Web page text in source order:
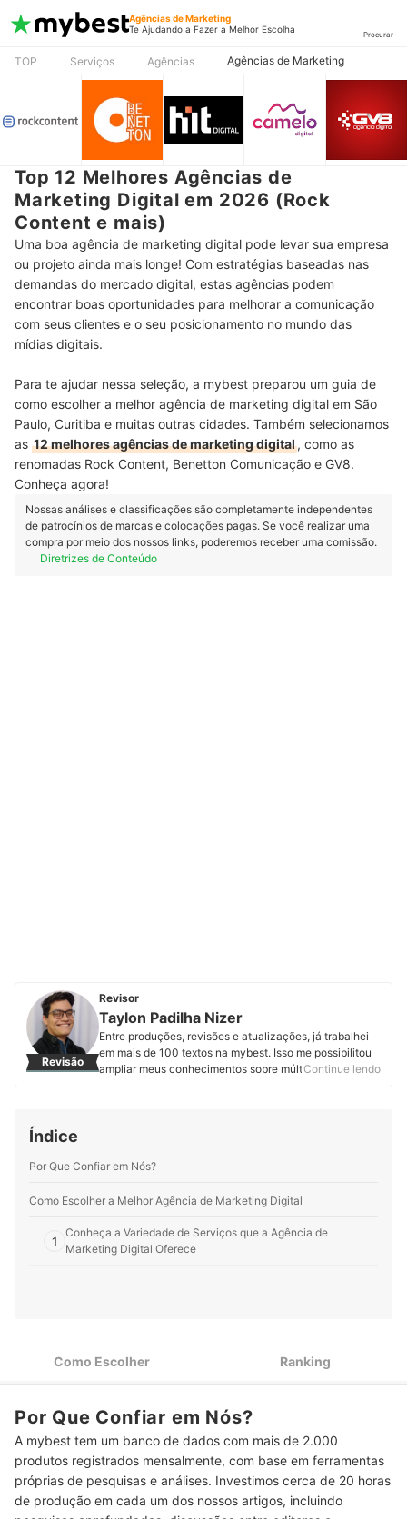
Agências de Marketing
Te Ajudando a Fazer a Melhor Escolha
Procurar
TOP Serviços Agências Agências de Marketing
Top 12 Melhores Agências de
Marketing Digital em 2026 (Rock
Content e mais)
Uma boa agência de marketing digital pode levar sua empresa
ou projeto ainda mais longe! Com estratégias baseadas nas
demandas do mercado digital, estas agências podem
encontrar boas oportunidades para melhorar a comunicação
com seus clientes e o seu posicionamento no mundo das
mídias digitais.
Para te ajudar nessa seleção, a mybest preparou um guia de
como escolher a melhor agência de marketing digital em São
Paulo, Curitiba e muitas outras cidades. Também selecionamos
as 12 melhores agências de marketing digital, como as
renomadas Rock Content, Benetton Comunicação e GV8.
Conheça agora!
Nossas análises e classificações são completamente independentes
de patrocínios de marcas e colocações pagas. Se você realizar uma
compra por meio dos nossos links, poderemos receber uma comissão.
Diretrizes de Conteúdo
Revisão
Revisor
Taylon Padilha Nizer
Entre produções, revisões e atualizações, já trabalhei
em mais de 100 textos na mybest. Isso me possibilitou
ampliar meus conhecimentos sobre múltiplas
Perfil de Taylon Padilha Nizer
Continue lendo
Índice
Por Que Confiar em Nós?
Como Escolher a Melhor Agência de Marketing Digital
1
Conheça a Variedade de Serviços que a Agência de
Marketing Digital Oferece
4
Fique por Dentro do Tempo de Atuação da Agência no
Mercado de Marketing Digital
Top 12 Melhores Agências de Marketing Digital
Conheça os Diferentes Tipos de Marketing Digital
Como Escolher Ranking
Por Que Confiar em Nós?
A mybest tem um banco de dados com mais de 2.000
produtos registrados mensalmente, com base em ferramentas
próprias de pesquisas e análises. Investimos cerca de 20 horas
de produção em cada um dos nossos artigos, incluindo